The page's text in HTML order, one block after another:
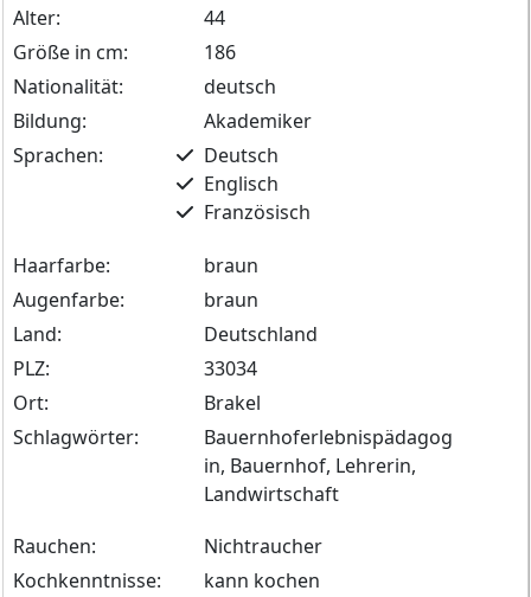
Alter:
44
Größe in cm:
186
Nationalität:
deutsch
Bildung:
Akademiker
Sprachen:
Deutsch
Englisch
Französisch
Haarfarbe:
braun
Augenfarbe:
braun
Land:
Deutschland
PLZ:
33034
Ort:
Brakel
Schlagwörter:
Bauernhoferlebnispädagog
in, Bauernhof, Lehrerin,
Landwirtschaft
Rauchen:
Nichtraucher
Kochkenntnisse:
kann kochen